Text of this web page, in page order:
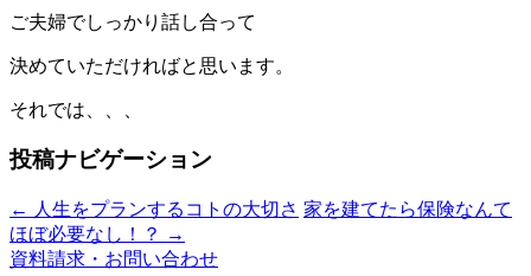
ご夫婦でしっかり話し合って
決めていただければと思います。
それでは、、、
投稿ナビゲーション
← 人生をプランするコトの大切さ 家を建てたら保険なんて
ほぼ必要なし！？
→
資料請求・お問い合わせ